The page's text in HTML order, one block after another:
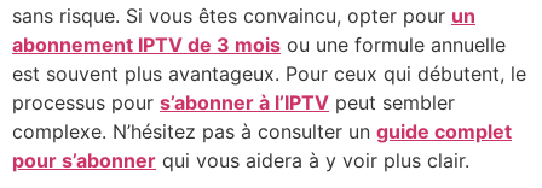
sans risque. Si vous êtes convaincu, opter pour un
abonnement IPTV de 3 mois ou une formule annuelle
est souvent plus avantageux. Pour ceux qui débutent, le
processus pour s’abonner à l’IPTV peut sembler
complexe. N’hésitez pas à consulter un guide complet
pour s’abonner qui vous aidera à y voir plus clair.